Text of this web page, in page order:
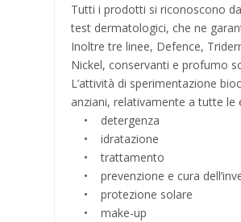
Tutti i prodotti si riconoscono
test dermatologici, che ne
Inoltre tre linee, Defence,
Nickel, conservanti e profumo
L’attività di sperimentazione
anziani, relativamente a tutte le
• detergenza
• idratazione
• trattamento
• prevenzione e cura
• protezione solare
• make-up